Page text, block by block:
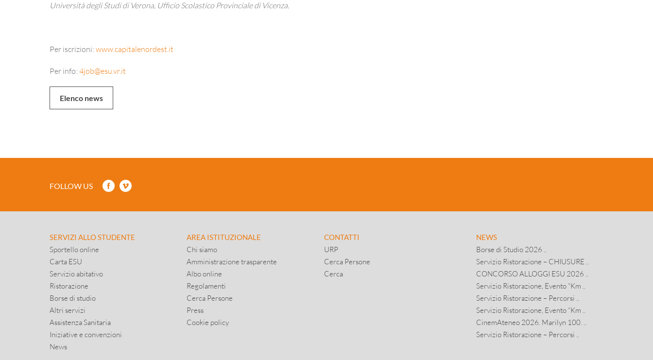
Università degli Studi di Verona, Ufficio Scolastico Provinciale di Vicenza.
Per iscrizioni: www.capitalenordest.it
Per info: 4job@esu.vr.it
Elenco news
FOLLOW US
SERVIZI ALLO STUDENTE
Sportello online
Carta ESU
Servizio abitativo
Ristorazione
Borse di studio
Altri servizi
Assistenza Sanitaria
Iniziative e convenzioni
News
AREA ISTITUZIONALE
Chi siamo
Amministrazione trasparente
Albo online
Regolamenti
Cerca Persone
Press
Cookie policy
CONTATTI
URP
Cerca Persone
Cerca
NEWS
Borse di Studio 2026 ..
Servizio Ristorazione – CHIUSURE ..
CONCORSO ALLOGGI ESU 2026 ..
Servizio Ristorazione, Evento “Km ..
Servizio Ristorazione – Percorsi ..
Servizio Ristorazione, Evento “Km ..
CinemAteneo 2026. Marilyn 100. ..
Servizio Ristorazione – Percorsi ..